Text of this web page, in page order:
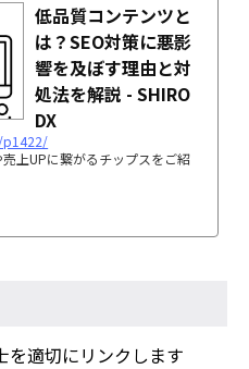
低品質コンテンツと
は？SEO対策に悪影
響を及ぼす理由と対
処法を解説 - SHIRO
DX
p1422/
上UPに繋がるチップスをご紹
を適切にリンクします